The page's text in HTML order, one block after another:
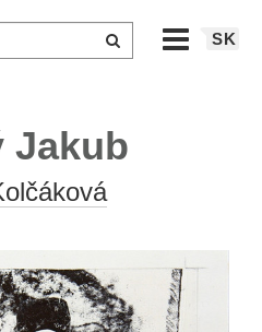
SK
Jakub